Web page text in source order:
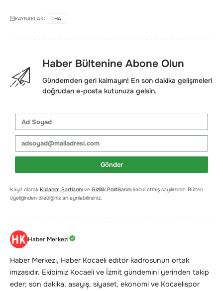
KAYNAKLAR: IHA
Haber Bültenine Abone Olun
Gündemden geri kalmayın! En son dakika gelişmeleri
doğrudan e-posta kutunuza gelsin.
Gönder
Kayıt olarak Kullanım Şartlarını ve Gizlilik Politikasını kabul etmiş sayılırsınız. Bülten
üyeliğinden dilediğiniz an ayrılabilirsiniz.
Haber Merkezi
Haber Merkezi, Haber Kocaeli editör kadrosunun ortak
imzasıdır. Ekibimiz Kocaeli ve İzmit gündemini yerinden takip
eder; son dakika, asayiş, siyaset, ekonomi ve Kocaelispor